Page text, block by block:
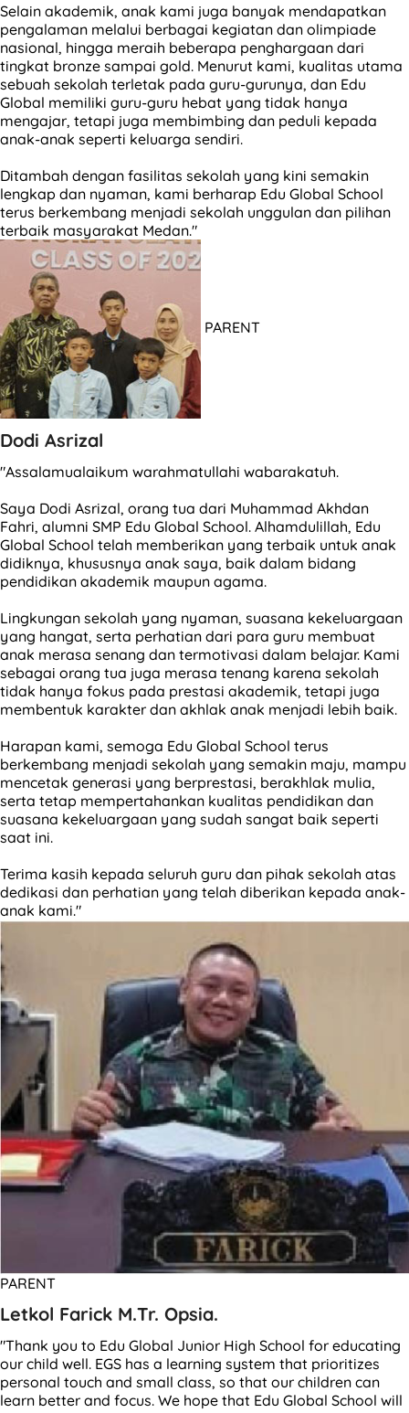
Selain akademik, anak kami juga banyak mendapatkan
pengalaman melalui berbagai kegiatan dan olimpiade
nasional, hingga meraih beberapa penghargaan dari
tingkat bronze sampai gold. Menurut kami, kualitas utama
sebuah sekolah terletak pada guru-gurunya, dan Edu
Global memiliki guru-guru hebat yang tidak hanya
mengajar, tetapi juga membimbing dan peduli kepada
anak-anak seperti keluarga sendiri.
Ditambah dengan fasilitas sekolah yang kini semakin
lengkap dan nyaman, kami berharap Edu Global School
terus berkembang menjadi sekolah unggulan dan pilihan
terbaik masyarakat Medan."
PARENT
Dodi Asrizal
"Assalamualaikum warahmatullahi wabarakatuh.
Saya Dodi Asrizal, orang tua dari Muhammad Akhdan
Fahri, alumni SMP Edu Global School. Alhamdulillah, Edu
Global School telah memberikan yang terbaik untuk anak
didiknya, khususnya anak saya, baik dalam bidang
pendidikan akademik maupun agama.
Lingkungan sekolah yang nyaman, suasana kekeluargaan
yang hangat, serta perhatian dari para guru membuat
anak merasa senang dan termotivasi dalam belajar. Kami
sebagai orang tua juga merasa tenang karena sekolah
tidak hanya fokus pada prestasi akademik, tetapi juga
membentuk karakter dan akhlak anak menjadi lebih baik.
Harapan kami, semoga Edu Global School terus
berkembang menjadi sekolah yang semakin maju, mampu
mencetak generasi yang berprestasi, berakhlak mulia,
serta tetap mempertahankan kualitas pendidikan dan
suasana kekeluargaan yang sudah sangat baik seperti
saat ini.
Terima kasih kepada seluruh guru dan pihak sekolah atas
dedikasi dan perhatian yang telah diberikan kepada anak-
anak kami."
PARENT
Letkol Farick M.Tr. Opsia.
"Thank you to Edu Global Junior High School for educating
our child well. EGS has a learning system that prioritizes
personal touch and small class, so that our children can
learn better and focus. We hope that Edu Global School will